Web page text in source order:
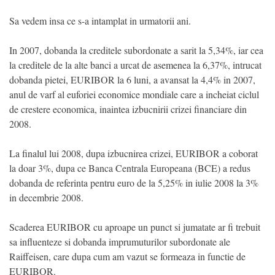
Sa vedem insa ce s-a intamplat in urmatorii ani.
In 2007, dobanda la creditele subordonate a sarit la 5,34%, iar cea
la creditele de la alte banci a urcat de asemenea la 6,37%, intrucat
dobanda pietei, EURIBOR la 6 luni, a avansat la 4,4% in 2007,
anul de varf al euforiei economice mondiale care a incheiat ciclul
de crestere economica, inaintea izbucnirii crizei financiare din
2008.
La finalul lui 2008, dupa izbucnirea crizei, EURIBOR a coborat
la doar 3%, dupa ce Banca Centrala Europeana (BCE) a redus
dobanda de referinta pentru euro de la 5,25% in iulie 2008 la 3%
in decembrie 2008.
Scaderea EURIBOR cu aproape un punct si jumatate ar fi trebuit
sa influenteze si dobanda imprumuturilor subordonate ale
Raiffeisen, care dupa cum am vazut se formeaza in functie de
EURIBOR.